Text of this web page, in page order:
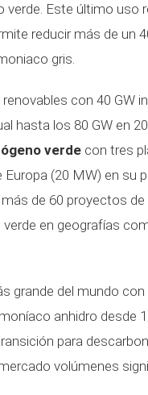
verde. Este último uso
reducir más de un
gris.
renovables con 40 GW
hasta los 80 GW en
verde con tres
(20 MW) en su
de 60 proyectos de
en geografías
grande del mundo con
anhidro desde
para
volúmenes